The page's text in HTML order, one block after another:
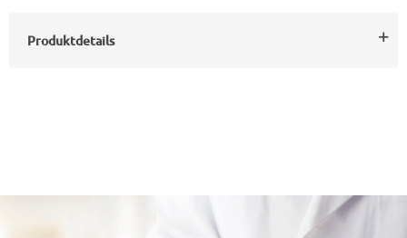
Produktdetails